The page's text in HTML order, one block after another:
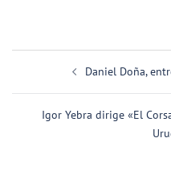
Daniel Doña,
Igor Yebra dirige «El